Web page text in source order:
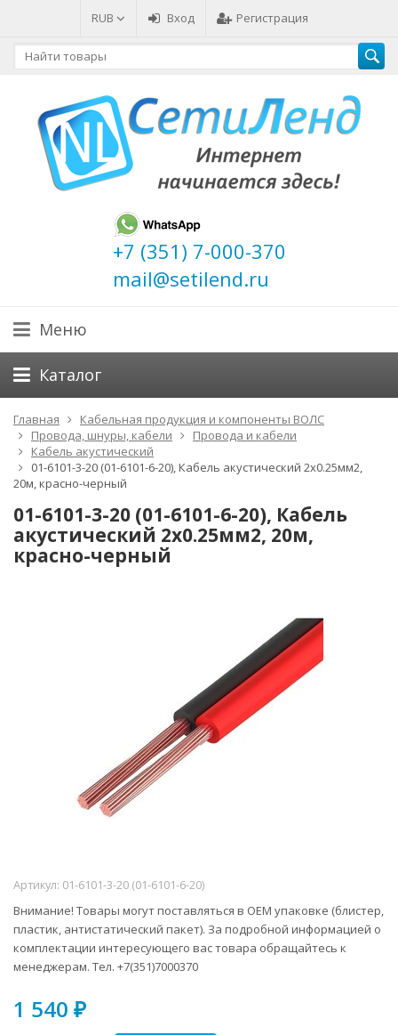
RUB Вход Регистрация
+7 (351) 7-000-370
mail@setilend.ru
Меню
Каталог
Главная
Кабельная продукция и компоненты ВОЛС
Провода, шнуры, кабели
Провода и кабели
Кабель акустический
01-6101-3-20 (01-6101-6-20), Кабель акустический 2х0.25мм2,
20м, красно-черный
01-6101-3-20 (01-6101-6-20), Кабель
акустический 2х0.25мм2, 20м,
красно-черный
Артикул: 01-6101-3-20 (01-6101-6-20)
Внимание! Товары могут поставляться в ОЕМ упаковке (блистер,
пластик, антистатический пакет). За подробной информацией о
комплектации интересующего вас товара обращайтесь к
менеджерам. Тел. +7(351)7000370
1 540 ₽